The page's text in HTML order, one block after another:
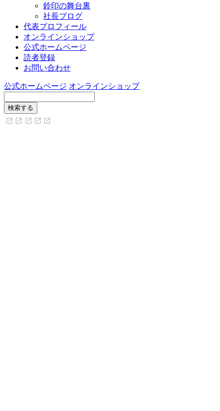
鈴印の舞台裏
社長ブログ
代表プロフィール
オンラインショップ
公式ホームページ
読者登録
お問い合わせ
公式ホームページ オンラインショップ